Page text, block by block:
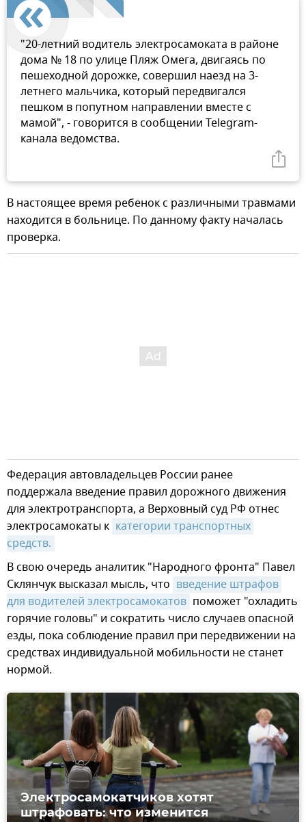
"20-летний водитель электросамоката в районе
дома № 18 по улице Пляж Омега, двигаясь по
пешеходной дорожке, совершил наезд на 3-
летнего мальчика, который передвигался
пешком в попутном направлении вместе с
мамой", - говорится в сообщении Telegram-
канала ведомства.
В настоящее время ребенок с различными травмами
находится в больнице. По данному факту началась
проверка.
Федерация автовладельцев России ранее
поддержала введение правил дорожного движения
для электротранспорта, а Верховный суд РФ отнес
электросамокаты к категории транспортных
средств.
В свою очередь аналитик "Народного фронта" Павел
Склянчук высказал мысль, что введение штрафов
для водителей электросамокатов поможет "охладить
горячие головы" и сократить число случаев опасной
езды, пока соблюдение правил при передвижении на
средствах индивидуальной мобильности не станет
нормой.
Электросамокатчиков хотят
штрафовать: что изменится